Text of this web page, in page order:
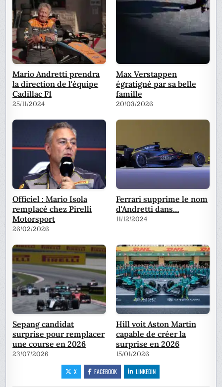
Mario Andretti prendra
la direction de l'équipe
Cadillac F1
25/11/2024
Max Verstappen
égratigné par sa belle
famille
20/03/2026
Officiel : Mario Isola
remplacé chez Pirelli
Motorsport
26/02/2026
Ferrari supprime le nom
d'Andretti dans…
11/12/2024
Sepang candidat
surprise pour remplacer
une course en 2026
23/07/2026
Hill voit Aston Martin
capable de créer la
surprise en 2026
15/01/2026
X FACEBOOK LINKEDIN